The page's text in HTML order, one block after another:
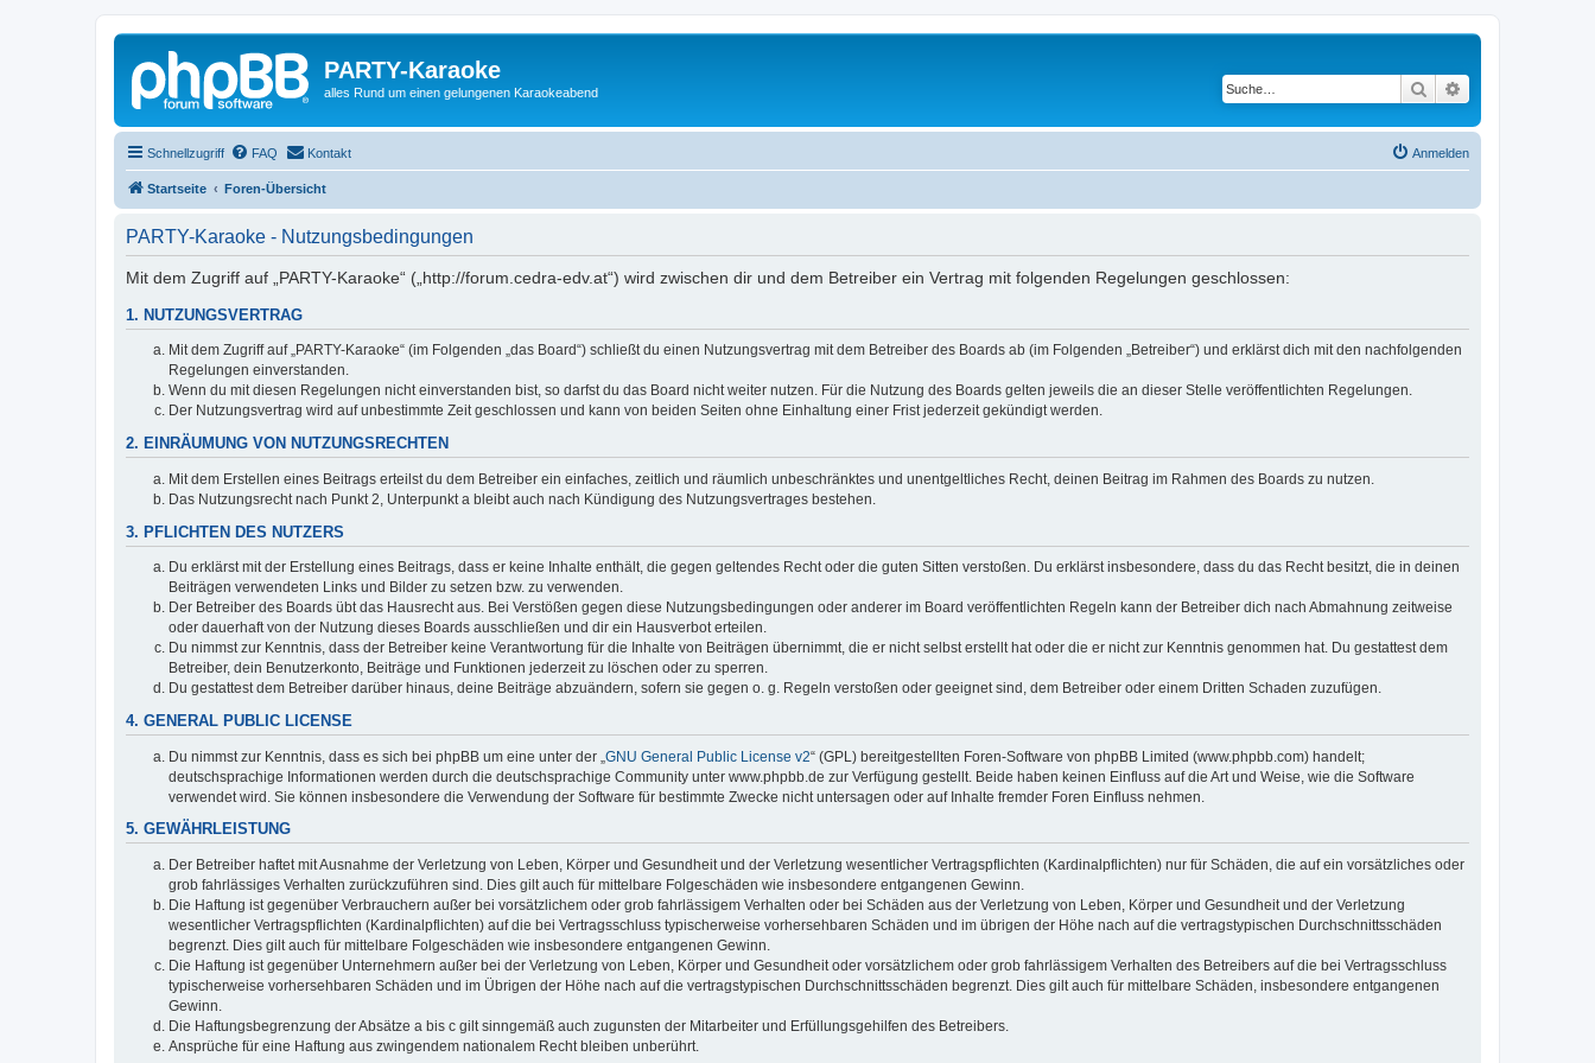
PARTY-Karaoke
alles Rund um einen gelungenen Karaokeabend Suche
Schnellzugriff FAQ Kontakt Anmelden
Startseite Foren-Übersicht
PARTY-Karaoke - Nutzungsbedingungen
Mit dem Zugriff auf „PARTY-Karaoke“ („http://forum.cedra-edv.at“) wird zwischen dir und dem Betreiber ein Vertrag mit folgenden Regelungen geschlossen:
1. NUTZUNGSVERTRAG
Mit dem Zugriff auf „PARTY-Karaoke“ (im Folgenden „das Board“) schließt du einen Nutzungsvertrag mit dem Betreiber des Boards ab (im Folgenden „Betreiber“) und erklärst dich mit den nachfolgenden
Regelungen einverstanden.
Wenn du mit diesen Regelungen nicht einverstanden bist, so darfst du das Board nicht weiter nutzen. Für die Nutzung des Boards gelten jeweils die an dieser Stelle veröffentlichten Regelungen.
Der Nutzungsvertrag wird auf unbestimmte Zeit geschlossen und kann von beiden Seiten ohne Einhaltung einer Frist jederzeit gekündigt werden.
2. EINRÄUMUNG VON NUTZUNGSRECHTEN
Mit dem Erstellen eines Beitrags erteilst du dem Betreiber ein einfaches, zeitlich und räumlich unbeschränktes und unentgeltliches Recht, deinen Beitrag im Rahmen des Boards zu nutzen.
Das Nutzungsrecht nach Punkt 2, Unterpunkt a bleibt auch nach Kündigung des Nutzungsvertrages bestehen.
3. PFLICHTEN DES NUTZERS
Du erklärst mit der Erstellung eines Beitrags, dass er keine Inhalte enthält, die gegen geltendes Recht oder die guten Sitten verstoßen. Du erklärst insbesondere, dass du das Recht besitzt, die in deinen
Beiträgen verwendeten Links und Bilder zu setzen bzw. zu verwenden.
Der Betreiber des Boards übt das Hausrecht aus. Bei Verstößen gegen diese Nutzungsbedingungen oder anderer im Board veröffentlichten Regeln kann der Betreiber dich nach Abmahnung zeitweise
oder dauerhaft von der Nutzung dieses Boards ausschließen und dir ein Hausverbot erteilen.
Du nimmst zur Kenntnis, dass der Betreiber keine Verantwortung für die Inhalte von Beiträgen übernimmt, die er nicht selbst erstellt hat oder die er nicht zur Kenntnis genommen hat. Du gestattest dem
Betreiber, dein Benutzerkonto, Beiträge und Funktionen jederzeit zu löschen oder zu sperren.
Du gestattest dem Betreiber darüber hinaus, deine Beiträge abzuändern, sofern sie gegen o. g. Regeln verstoßen oder geeignet sind, dem Betreiber oder einem Dritten Schaden zuzufügen.
4. GENERAL PUBLIC LICENSE
Du nimmst zur Kenntnis, dass es sich bei phpBB um eine unter der „ GNU General Public License v2“ (GPL) bereitgestellten Foren-Software von phpBB Limited (www.phpbb.com) handelt;
deutschsprachige Informationen werden durch die deutschsprachige Community unter www.phpbb.de zur Verfügung gestellt. Beide haben keinen Einfluss auf die Art und Weise, wie die Software
verwendet wird. Sie können insbesondere die Verwendung der Software für bestimmte Zwecke nicht untersagen oder auf Inhalte fremder Foren Einfluss nehmen.
5. GEWÄHRLEISTUNG
Der Betreiber haftet mit Ausnahme der Verletzung von Leben, Körper und Gesundheit und der Verletzung wesentlicher Vertragspflichten (Kardinalpflichten) nur für Schäden, die auf ein vorsätzliches oder
grob fahrlässiges Verhalten zurückzuführen sind. Dies gilt auch für mittelbare Folgeschäden wie insbesondere entgangenen Gewinn.
Die Haftung ist gegenüber Verbrauchern außer bei vorsätzlichem oder grob fahrlässigem Verhalten oder bei Schäden aus der Verletzung von Leben, Körper und Gesundheit und der Verletzung
wesentlicher Vertragspflichten (Kardinalpflichten) auf die bei Vertragsschluss typischerweise vorhersehbaren Schäden und im übrigen der Höhe nach auf die vertragstypischen Durchschnittsschäden
begrenzt. Dies gilt auch für mittelbare Folgeschäden wie insbesondere entgangenen Gewinn.
Die Haftung ist gegenüber Unternehmern außer bei der Verletzung von Leben, Körper und Gesundheit oder vorsätzlichem oder grob fahrlässigem Verhalten des Betreibers auf die bei Vertragsschluss
typischerweise vorhersehbaren Schäden und im Übrigen der Höhe nach auf die vertragstypischen Durchschnittsschäden begrenzt. Dies gilt auch für mittelbare Schäden, insbesondere entgangenen
Gewinn.
Die Haftungsbegrenzung der Absätze a bis c gilt sinngemäß auch zugunsten der Mitarbeiter und Erfüllungsgehilfen des Betreibers.
Ansprüche für eine Haftung aus zwingendem nationalem Recht bleiben unberührt.